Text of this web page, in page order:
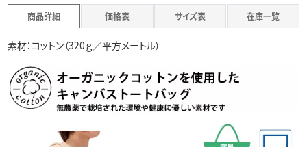
商品詳細 価格表 サイズ表 在庫一覧
素材：コットン（320ｇ／平方メートル）